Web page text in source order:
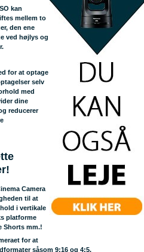
kan
mellem to
den ene
ved højlys og
for at optage
selv
med
dine
reducerer
Camera
til at
i vertikale
platforme
Shorts mm.!
for at
såsom 9:16 og 4:5.